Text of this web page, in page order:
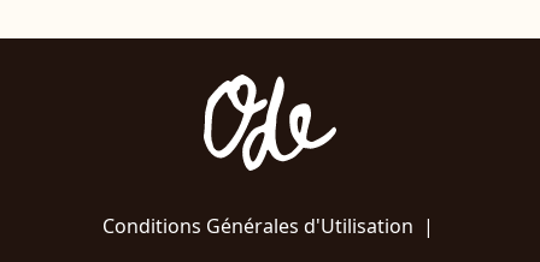
Conditions Générales d'Utilisation |